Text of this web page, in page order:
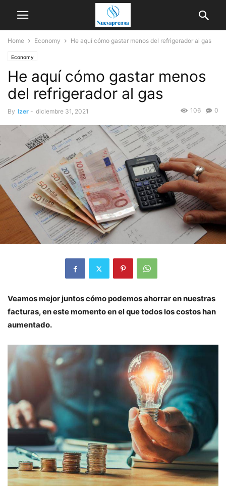
Home Economy He aquí cómo gastar menos del refrigerador al gas
Economy
He aquí cómo gastar menos
del refrigerador al gas
By Izer - diciembre 31, 2021 0
106
Veamos mejor juntos cómo podemos ahorrar en nuestras
facturas, en este momento en el que todos los costos han
aumentado.